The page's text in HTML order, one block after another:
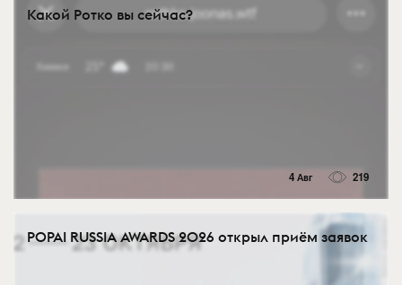
Какой Ротко вы сейчас?
4 Авг 219
POPAI RUSSIA AWARDS 2026 открыл приём заявок